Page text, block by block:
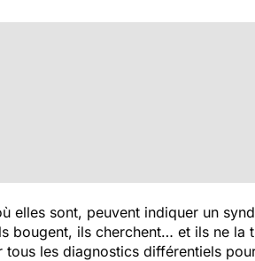
elles sont, peuvent indiquer un
bougent, ils cherchent… et ils ne la
les diagnostics différentiels